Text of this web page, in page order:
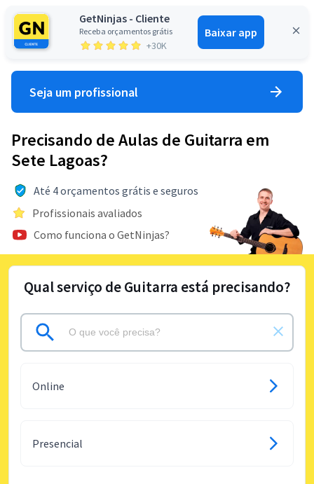
GetNinjas - Cliente
Receba orçamentos grátis
+30K
Baixar app
Entrar
Seja um profissional
Precisando de Aulas de Guitarra em
Sete Lagoas?
Até 4 orçamentos grátis e seguros
Profissionais avaliados
Como funciona o GetNinjas?
Qual serviço de Guitarra está precisando?
Online
Presencial